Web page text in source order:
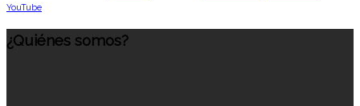
YouTube
¿Quiénes somos?